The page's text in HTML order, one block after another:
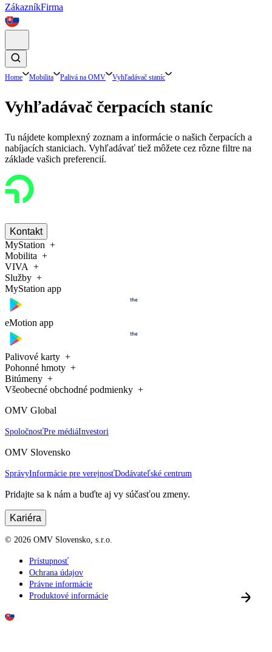
ZákazníkFirma
Home Mobilita Palivá na OMV Vyhľadávač staníc
Vyhľadávač čerpacích staníc
Tu nájdete komplexný zoznam a informácie o našich čerpacích a
nabíjacích staniciach. Vyhľadávať tiež môžete cez rôzne filtre na
základe vašich preferencií.
Kontakt
MyStation
Mobilita
VIVA
Služby
MyStation app
eMotion app
Palivové karty
Pohonné hmoty
Bitúmeny
Všeobecné obchodné podmienky
OMV Global
SpoločnosťPre médiáInvestori
OMV Slovensko
SprávyInformácie pre verejnosťDodávateľské centrum
Pridajte sa k nám a buďte aj vy súčasťou zmeny.
Kariéra
© 2026 OMV Slovensko, s.r.o.
Prístupnosť
Ochrana údajov
Právne informácie
Produktové informácie